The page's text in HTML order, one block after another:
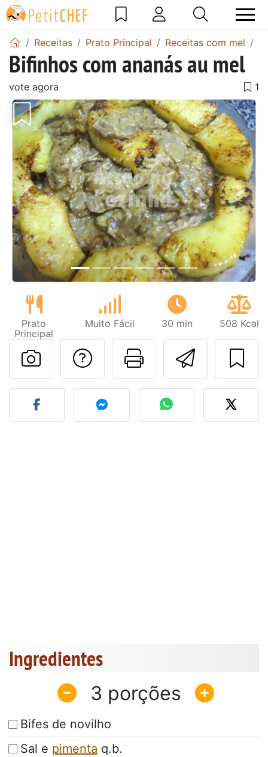
Receitas Prato Principal Receitas com mel
Bifinhos com ananás au mel
vote agora
Anterior Next
Prato
Principal
Muito Fácil 30 min 508 Kcal
Imprima
Falar com o autor
Fez esta receita?
Ingredientes
3
Bifes de novilho
Sal e pimenta q.b.